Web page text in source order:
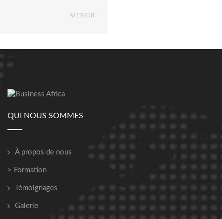
AUTHOR :
QUI NOUS SOMMES
À propos de nous
> Formation
Témoignages
Galerie